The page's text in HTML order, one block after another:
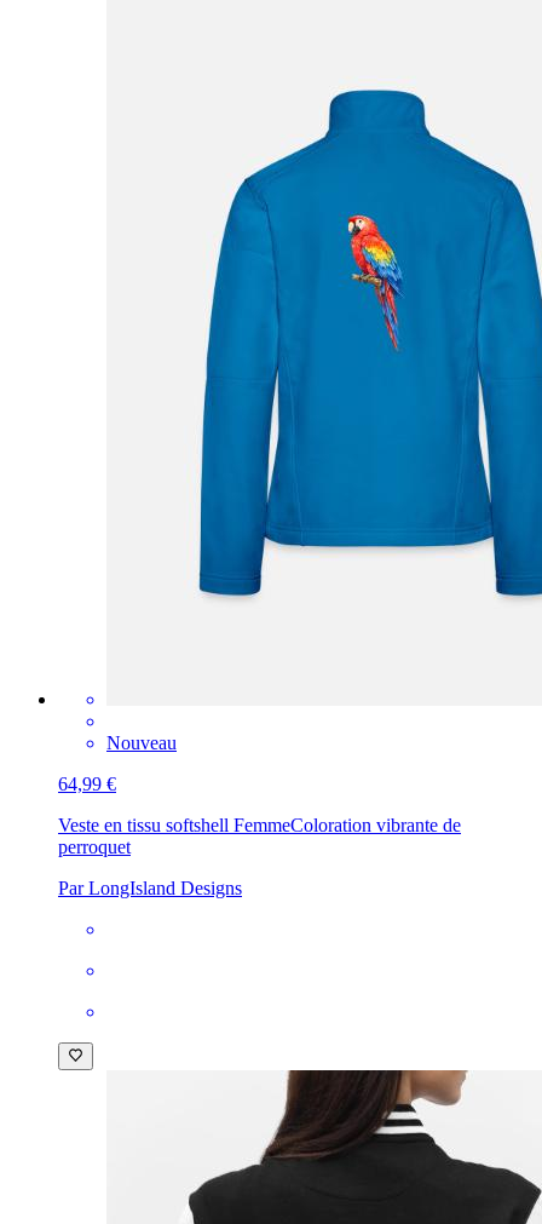
Nouveau
64,99 €
Veste en tissu softshell FemmeColoration vibrante de
perroquet
Par LongIsland Designs